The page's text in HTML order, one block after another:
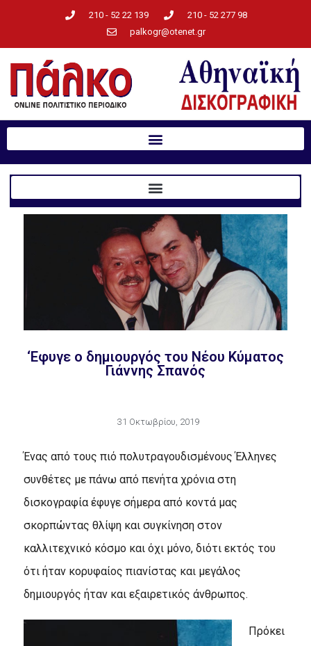
210 - 52 22 139
210 - 52 277 98
palkogr@otenet.gr
‘Εφυγε ο δημιουργός του Νέου Κύματος
Γιάννης Σπανός
31 Οκτωβρίου, 2019
Ένας από τους πιό πολυτραγουδισμένους Έλληνες
συνθέτες με πάνω από πενήτα χρόνια στη
δισκογραφία έφυγε σήμερα από κοντά μας
σκορπώντας θλίψη και συγκίνηση στον
καλλιτεχνικό κόσμο και όχι μόνο, διότι εκτός του
ότι ήταν κορυφαίος πιανίστας και μεγάλος
δημιουργός ήταν και εξαιρετικός άνθρωπος.
Πρόκει